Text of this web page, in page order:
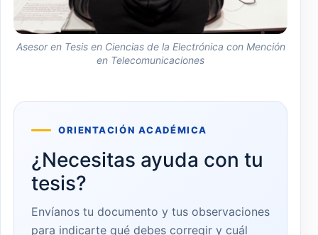
Asesor en Tesis en Ciencias de la Electrónica con Mención
en Telecomunicaciones
ORIENTACIÓN ACADÉMICA
¿Necesitas ayuda con tu
tesis?
Envíanos tu documento y tus observaciones
para indicarte qué debes corregir y cuál